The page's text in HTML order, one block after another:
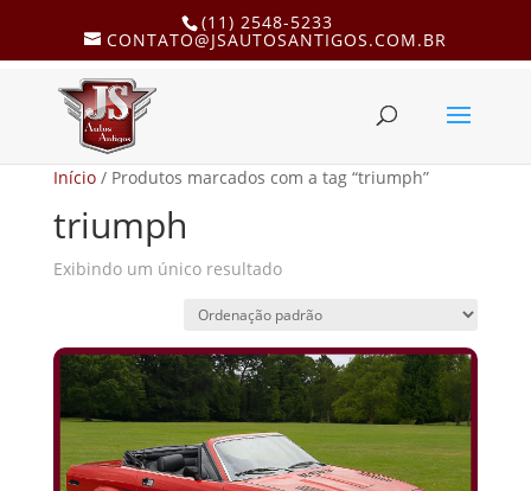
(11) 2548-5233
CONTATO@JSAUTOSANTIGOS.COM.BR
Início/ Produtos marcados com a tag “triumph”
triumph
Exibindo um único resultado